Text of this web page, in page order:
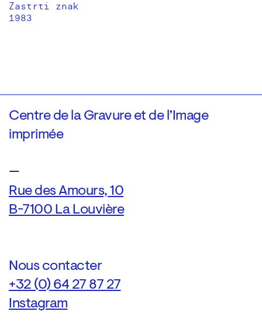
Zastrti znak
1983
Centre de la Gravure et de l’Image
imprimée
—
Rue des Amours, 10
B-7100 La Louvière
Nous contacter
+32 (0) 64 27 87 27
Instagram